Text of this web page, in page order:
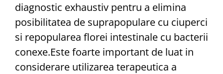
diagnostic exhaustiv pentru a elimina
posibilitatea de suprapopulare cu ciuperci
si repopularea florei intestinale cu bacterii
conexe.Este foarte important de luat in
considerare utilizarea terapeutica a